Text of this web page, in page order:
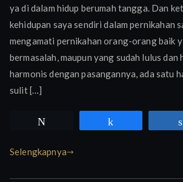
ya di dalam hidup berumah tangga. Dan
kehidupan saya sendiri dalam pernikahan
mengamati pernikahan orang-orang baik
bermasalah, maupun yang sudah lulus dan
harmonis dengan pasangannya, ada satu
sulit […]
Selengkapnya